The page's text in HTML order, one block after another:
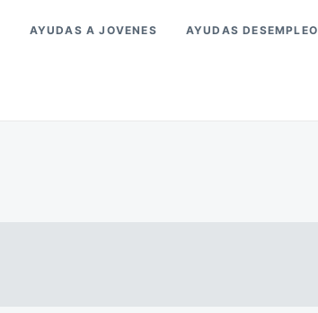
AYUDAS A JOVENES AYUDAS DESEMPLEO